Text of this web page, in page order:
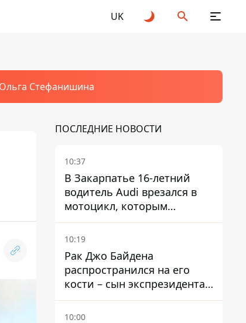
UK
Стефанишина
ПОСЛЕДНИЕ НОВОСТИ
10:37
В Закарпатье 16-летний
водитель Audi врезался в
мотоцикл, которым
управлял 10-летний
мальчик
10:19
Рак Джо Байдена
распространился на его
кости – сын экспрезидента
США рассказал, что болезнь
отца прогрессирует
10:00